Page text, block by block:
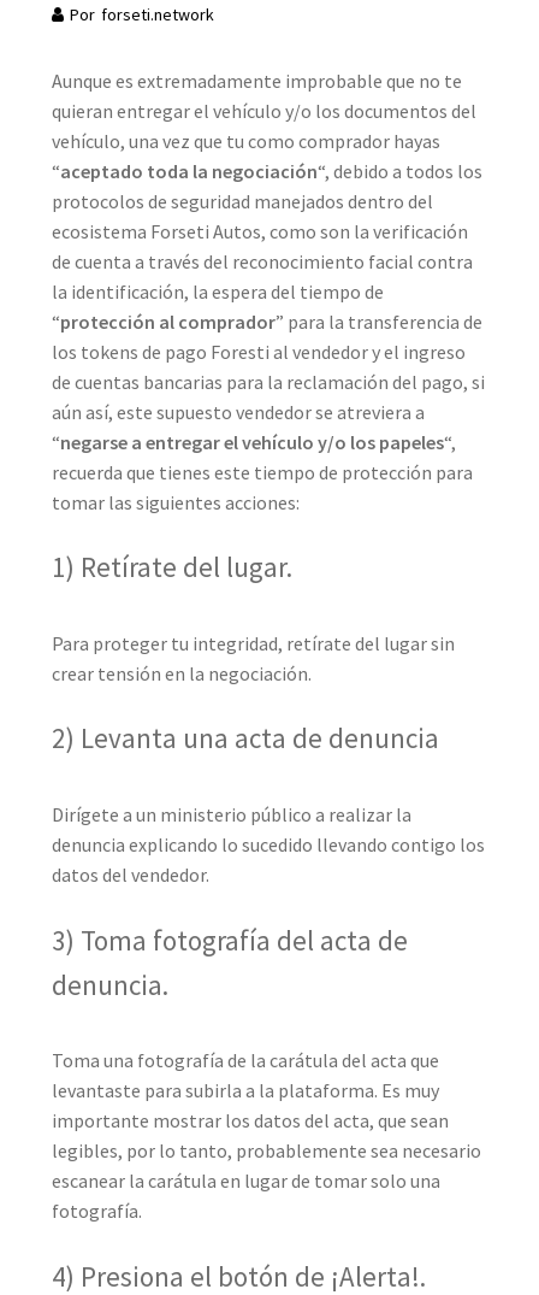
Por forseti.network
Aunque es extremadamente improbable que no te
quieran entregar el vehículo y/o los documentos del
vehículo, una vez que tu como comprador hayas
“aceptado toda la negociación“, debido a todos los
protocolos de seguridad manejados dentro del
ecosistema Forseti Autos, como son la verificación
de cuenta a través del reconocimiento facial contra
la identificación, la espera del tiempo de
“protección al comprador” para la transferencia de
los tokens de pago Foresti al vendedor y el ingreso
de cuentas bancarias para la reclamación del pago, si
aún así, este supuesto vendedor se atreviera a
“negarse a entregar el vehículo y/o los papeles“,
recuerda que tienes este tiempo de protección para
tomar las siguientes acciones:
1) Retírate del lugar.
Para proteger tu integridad, retírate del lugar sin
crear tensión en la negociación.
2) Levanta una acta de denuncia
Dirígete a un ministerio público a realizar la
denuncia explicando lo sucedido llevando contigo los
datos del vendedor.
3) Toma fotografía del acta de
denuncia.
Toma una fotografía de la carátula del acta que
levantaste para subirla a la plataforma. Es muy
importante mostrar los datos del acta, que sean
legibles, por lo tanto, probablemente sea necesario
escanear la carátula en lugar de tomar solo una
fotografía.
4) Presiona el botón de ¡Alerta!.